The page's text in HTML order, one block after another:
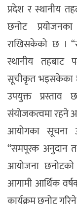
प्रदेश र स्थानीय
छनोट
राखिसकेको छ ।
स्थानीय तहबाट
सूचीकृत भइसकेका
उपयुक्त
संयोजकत्वमा रहने
आयोगका सूचना
“समपूरक अनुदान
आयोजना छनोटको
आगामी आर्थिक
कार्यक्रम छनोट